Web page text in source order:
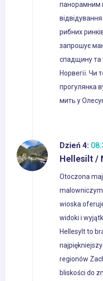
панорамним
рибних
запрошує
спадщину та
Норвегії. Чи
прогулянка
мить у
Dzień 4:
Hellesilt /
Otoczona
wioska
widoki i
Hellesylt to
regionów
bliskości do